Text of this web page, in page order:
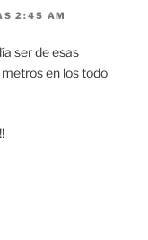
2:45 AM
ser de esas
en los todo